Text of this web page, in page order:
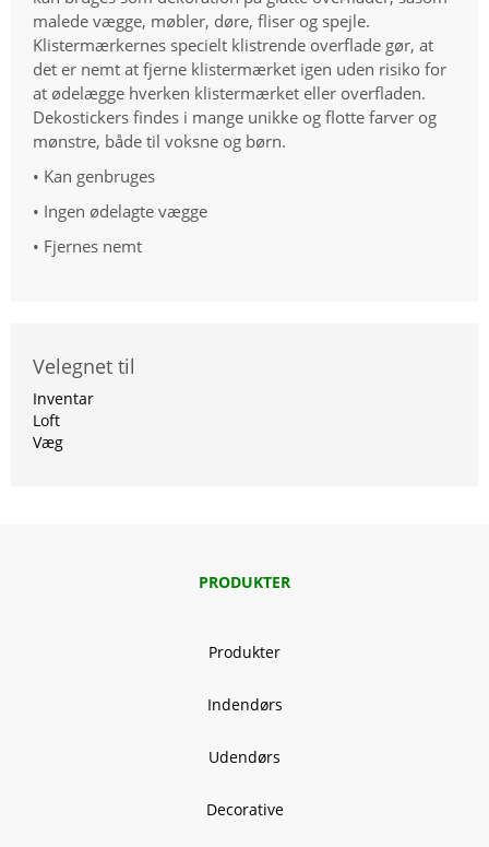
malede vægge, møbler, døre, fliser og spejle.
Klistermærkernes specielt klistrende overflade gør, at
det er nemt at fjerne klistermærket igen uden risiko for
at ødelægge hverken klistermærket eller overfladen.
Dekostickers findes i mange unikke og flotte farver og
mønstre, både til voksne og børn.
• Kan genbruges
• Ingen ødelagte vægge
• Fjernes nemt
Velegnet til
Inventar
Loft
Væg
PRODUKTER
Produkter
Indendørs
Udendørs
Decorative